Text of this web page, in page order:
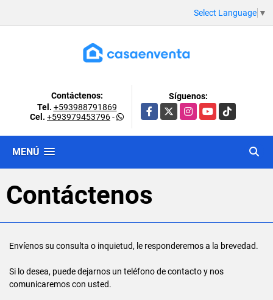
Select Language ▼
Contáctenos:
Tel. +593988791869
Cel. +593979453796-
Síguenos:
Facebook
X InstagramYouTubeTikTok
MENÚ
Contáctenos
Envíenos su consulta o inquietud, le responderemos a la brevedad.
Si lo desea, puede dejarnos un teléfono de contacto y nos
comunicaremos con usted.